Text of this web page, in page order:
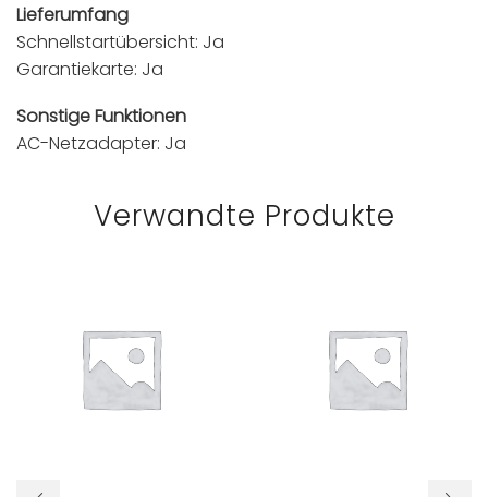
Lieferumfang
Schnellstartübersicht: Ja
Garantiekarte: Ja
Sonstige Funktionen
AC-Netzadapter: Ja
Verwandte Produkte